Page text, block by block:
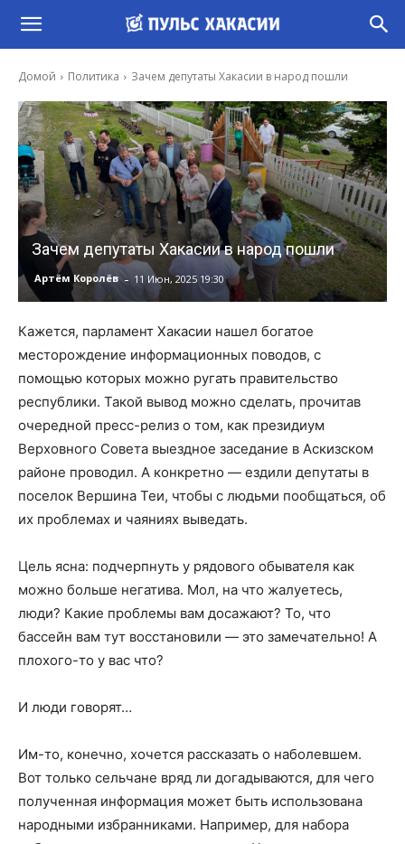
Домой Политика Зачем депутаты Хакасии в народ пошли
Зачем депутаты Хакасии в народ пошли
Артём Королёв - 11 Июн, 2025 19:30
Кажется, парламент Хакасии нашел богатое
месторождение информационных поводов, с
помощью которых можно ругать правительство
республики. Такой вывод можно сделать, прочитав
очередной пресс-релиз о том, как президиум
Верховного Совета выездное заседание в Аскизском
районе проводил. А конкретно — ездили депутаты в
поселок Вершина Теи, чтобы с людьми пообщаться, об
их проблемах и чаяниях выведать.
Цель ясна: подчерпнуть у рядового обывателя как
можно больше негатива. Мол, на что жалуетесь,
люди? Какие проблемы вам досажают? То, что
бассейн вам тут восстановили — это замечательно! А
плохого-то у вас что?
И люди говорят…
Им-то, конечно, хочется рассказать о наболевшем.
Вот только сельчане вряд ли догадываются, для чего
полученная информация может быть использована
народными избранниками. Например, для набора